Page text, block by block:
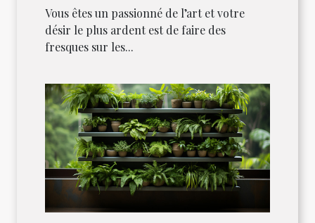
Vous êtes un passionné de l’art et votre
désir le plus ardent est de faire des
fresques sur les...